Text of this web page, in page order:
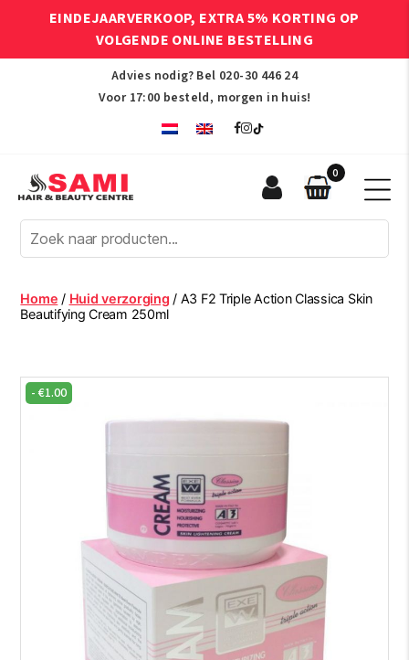
EINDEJAARVERKOOP, EXTRA 5% KORTING OP
VOLGENDE ONLINE BESTELLING
Advies nodig? Bel 020-30 446 24
Voor 17:00 besteld, morgen in huis!
Afro
Hair
Beauty
Centre
0
Home / Huid verzorging / A3 F2 Triple Action Classica Skin
Beautifying Cream 250ml
-€1.00